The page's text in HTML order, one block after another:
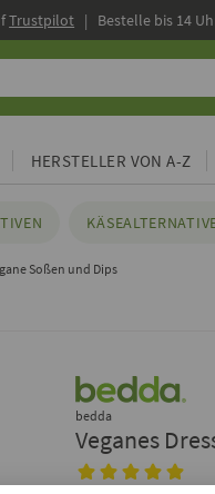
Trustpilot | Bestelle bis 14
HERSTELLER VON A-Z
Soßen und Dips
bedda
Veganes